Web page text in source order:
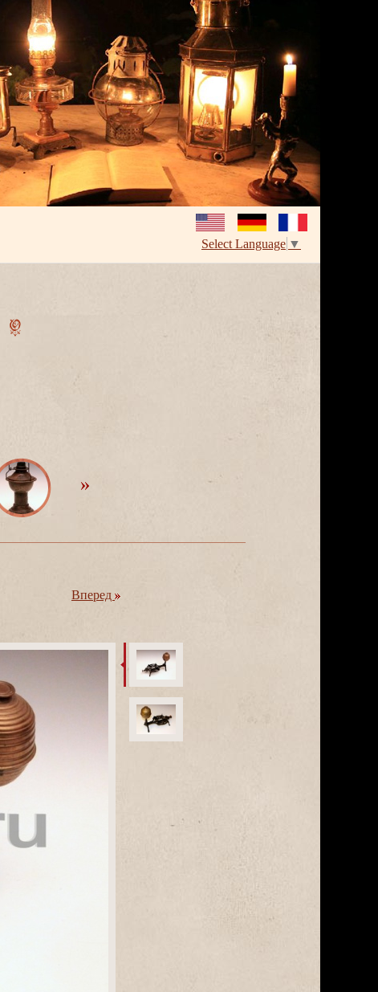
Select Language ▼
перед